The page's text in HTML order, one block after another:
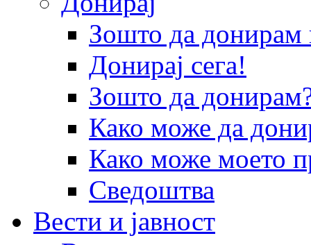
Зошто да
Донирај сега!
Зошто да
Како може да
Како може моето
Сведоштва
Вести и јавност